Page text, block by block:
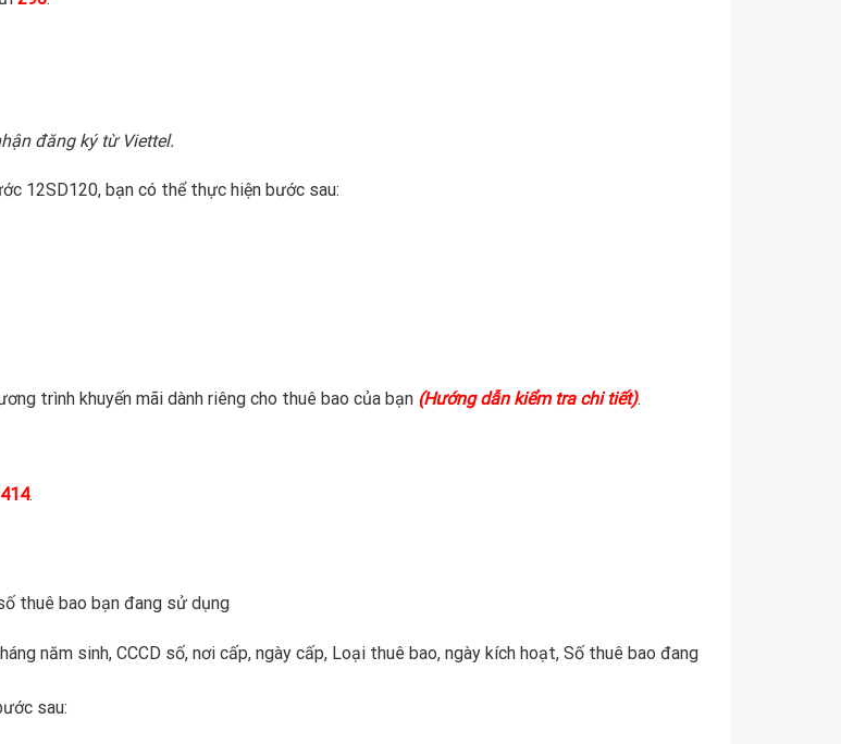
đăng ký từ Viettel.
12SD120, bạn có thể thực hiện bước sau:
trình khuyến mãi dành riêng cho thuê bao của bạn (Hướng dẫn kiểm tra chi tiết).
.
thuê bao bạn đang sử dụng
năm sinh, CCCD số, nơi cấp, ngày cấp, Loại thuê bao, ngày kích hoạt, Số thuê bao đang
sau: